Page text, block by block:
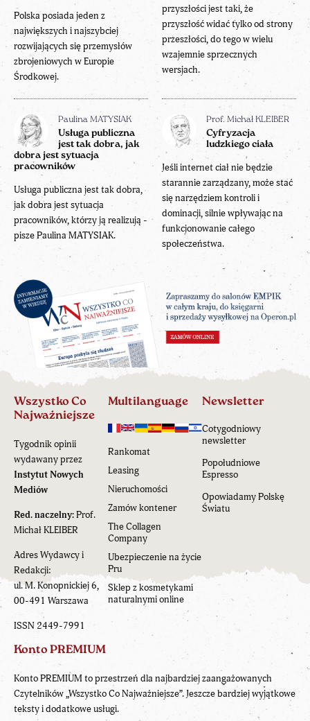
Polska posiada jeden z
największych i najszybciej
rozwijających się przemysłów
zbrojeniowych w Europie
Środkowej.
przyszłości jest taki, że
przyszłość widać tylko od strony
przeszłości, do tego w wielu
wzajemnie sprzecznych
wersjach.
Paulina MATYSIAK
Usługa publiczna
jest tak dobra, jak
dobra jest sytuacja
pracowników
Usługa publiczna jest tak dobra,
jak dobra jest sytuacja
pracowników, którzy ją realizują -
pisze Paulina MATYSIAK.
Prof. Michał KLEIBER
Cyfryzacja
ludzkiego ciała
Jeśli internet ciał nie będzie
starannie zarządzany, może stać
się narzędziem kontroli i
dominacji, silnie wpływając na
funkcjonowanie całego
społeczeństwa.
Wszystko Co
Najważniejsze
Tygodnik opinii
wydawany przez
Instytut Nowych
Mediów
Red. naczelny:Prof.
Michał KLEIBER
Adres Wydawcy i
Redakcji:
ul. M. Konopnickiej 6,
00-491 Warszawa
ISSN 2449-7991
Multilanguage
Rankomat
Leasing
Nieruchomości
Zamów kontener
The Collagen
Company
Ubezpieczenie na życie
Pru
Sklep z kosmetykami
naturalnymi online
Newsletter
Cotygodniowy
newsletter
Popołudniowe
Espresso
Opowiadamy Polskę
Światu
Konto PREMIUM
Konto PREMIUM to przestrzeń dla najbardziej zaangażowanych
Czytelników „Wszystko Co Najważniejsze”. Jeszcze bardziej wyjątkowe
teksty i dodatkowe usługi.